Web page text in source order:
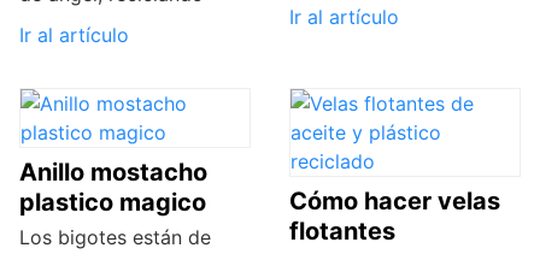
Ir al artículo
Ir al artículo
Anillo mostacho
plastico magico
Los bigotes están de
Cómo hacer velas
flotantes